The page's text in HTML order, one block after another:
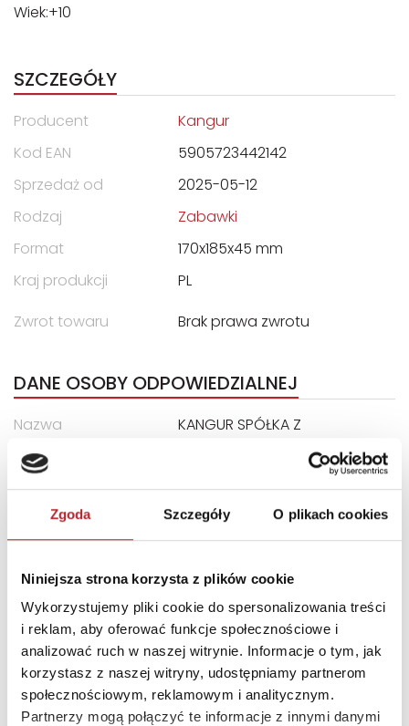
Zgoda Szczegóły O plikach cookies
Niniejsza strona korzysta z plików cookie
Wykorzystujemy pliki cookie do spersonalizowania treści
i reklam, aby oferować funkcje społecznościowe i
analizować ruch w naszej witrynie. Informacje o tym, jak
korzystasz z naszej witryny, udostępniamy partnerom
społecznościowym, reklamowym i analitycznym.
Partnerzy mogą połączyć te informacje z innymi danymi
Wiek:+10
SZCZEGÓŁY
Producent
Kangur
Kod EAN
5905723442142
Sprzedaż od
2025-05-12
Rodzaj
Zabawki
Format
170x185x45 mm
Kraj produkcji
PL
Zwrot towaru
Brak prawa zwrotu
DANE OSOBY ODPOWIEDZIALNEJ
Nazwa
KANGUR SPÓŁKA Z
ODPOWIEDZIALNOŚCIĄ
Kod pocztowy
E-mail
info@ekangur.pl
INNI KLIENCI KUPOWALI